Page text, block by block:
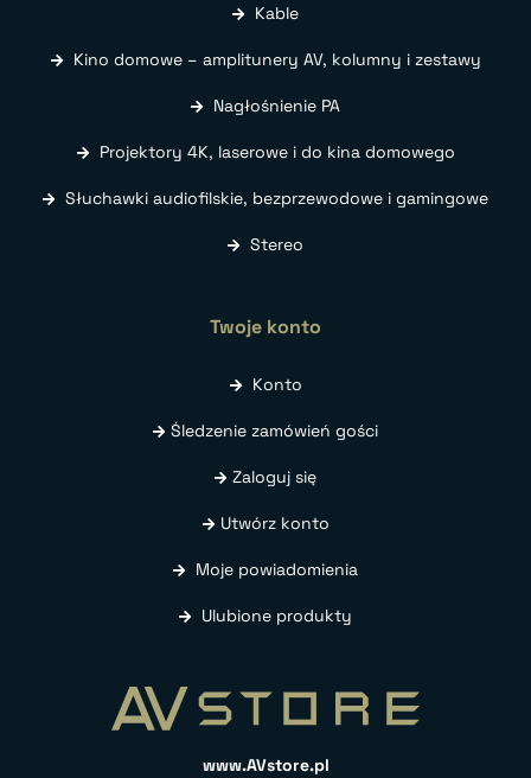
Kable
Kino domowe – amplitunery AV, kolumny i zestawy
Nagłośnienie PA
Projektory 4K, laserowe i do kina domowego
Słuchawki audiofilskie, bezprzewodowe i gamingowe
Stereo
Twoje konto
Konto
Śledzenie zamówień gości
Zaloguj się
Utwórz konto
Moje powiadomienia
Ulubione produkty
www.AVstore.pl